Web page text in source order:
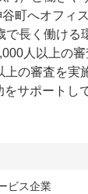
町へオフィ
で長く働ける
人以上の
上の審査を実
をサポートし
ビス企業